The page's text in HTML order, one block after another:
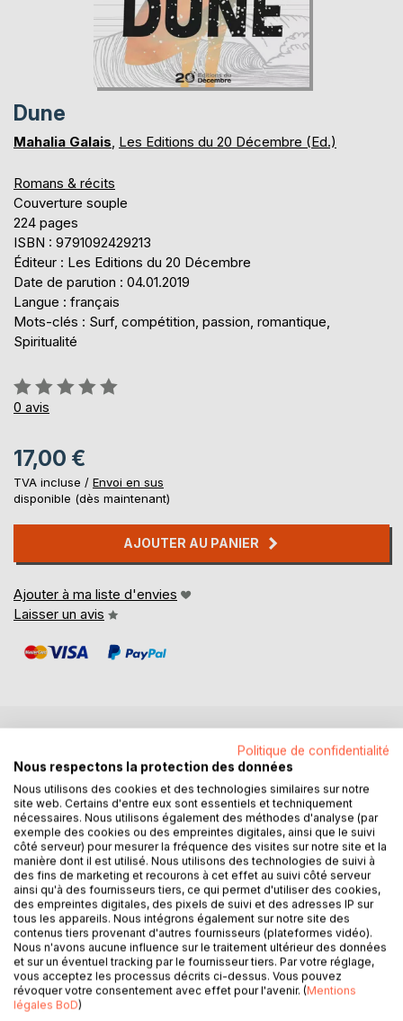
Dune
Mahalia Galais, Les Editions du 20 Décembre (Ed.)
Romans & récits
Couverture souple
224 pages
ISBN : 9791092429213
Éditeur : Les Editions du 20 Décembre
Date de parution : 04.01.2019
Langue : français
Mots-clés : Surf, compétition, passion, romantique,
Spiritualité
Évaluation:
0%
0 avis
17,00 €
TVA incluse / Envoi en sus
disponible (dès maintenant)
AJOUTER AU PANIER
Ajouter à ma liste d'envies
Laisser un avis
A Hossegor, dans les Landes, Dune tente de combler le
vide laissé par la mort de ses parents, à travers le surf.
Auprès de ses grands-parents, elle vit comme ses amis,
surfeurs également, au rythme des saisons et des vagues.
Parce qu'au milieu de l'océan, Dune a toujours ressenti le
désir de repousser plus loin ses limites, elle s'est lancé
pour défi de participer au Christmas Challenge, une
compétition de grosses vagues qui a lieu tous les hivers et
exige une préparation intensive. Or, au même moment,
Dune fait la rencontre de Joaquim, un jeune homme très
captivant. Elle est alors entraînée par un courant contre
lequel il lui sera difficile de lutter.
Politique de confidentialité
Nous respectons la protection des données
Nous utilisons des cookies et des technologies similaires sur notre
site web. Certains d'entre eux sont essentiels et techniquement
nécessaires. Nous utilisons également des méthodes d'analyse (par
exemple des cookies ou des empreintes digitales, ainsi que le suivi
côté serveur) pour mesurer la fréquence des visites sur notre site et la
manière dont il est utilisé. Nous utilisons des technologies de suivi à
des fins de marketing et recourons à cet effet au suivi côté serveur
ainsi qu'à des fournisseurs tiers, ce qui permet d'utiliser des cookies,
des empreintes digitales, des pixels de suivi et des adresses IP sur
tous les appareils. Nous intégrons également sur notre site des
contenus tiers provenant d'autres fournisseurs (plateformes vidéo).
Nous n'avons aucune influence sur le traitement ultérieur des données
et sur un éventuel tracking par le fournisseur tiers. Par votre réglage,
vous acceptez les processus décrits ci-dessus. Vous pouvez
révoquer votre consentement avec effet pour l'avenir. (Mentions
légales BoD)